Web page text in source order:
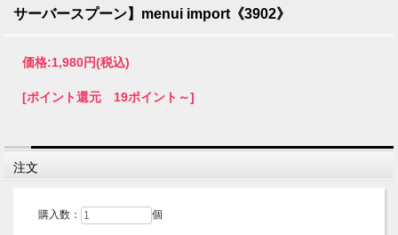
サーバースプーン】menui import《3902》
価格:1,980円(税込)
[ポイント還元 19ポイント～]
注文
購入数： 個